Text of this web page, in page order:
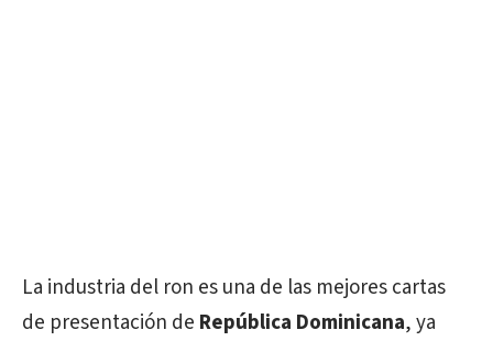
La industria del ron es una de las mejores cartas
de presentación de República Dominicana, ya